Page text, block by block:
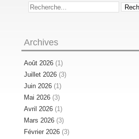
Archives
Août 2026 (1)
Juillet 2026 (3)
Juin 2026 (1)
Mai 2026 (3)
Avril 2026 (1)
Mars 2026 (3)
Février 2026 (3)